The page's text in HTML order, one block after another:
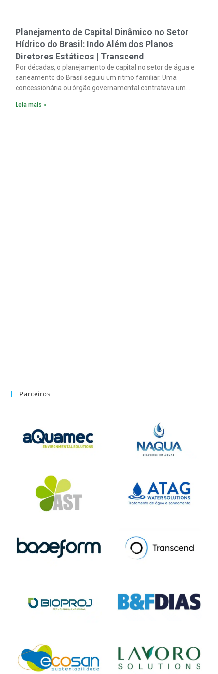
Planejamento de Capital Dinâmico no Setor
Hídrico do Brasil: Indo Além dos Planos
Diretores Estáticos | Transcend
Por décadas, o planejamento de capital no setor de água e
saneamento do Brasil seguiu um ritmo familiar. Uma
concessionária ou órgão governamental contratava um
Leia mais »
Parceiros